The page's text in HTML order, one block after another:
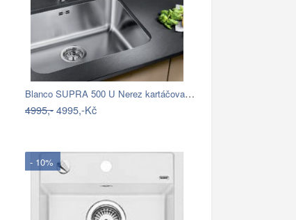
Blanco SUPRA 500 U Nerez kartáčovaný…
4995,-4995,-Kč
- 10%